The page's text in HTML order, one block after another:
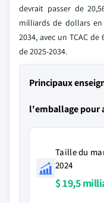
devrait passer de
milliards de dollars
2034, avec un TCAC
de 2025-2034.
Principaux
l'emballage pour
Taille du
2024
$ 19,5